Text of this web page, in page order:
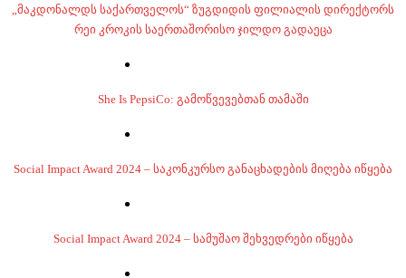
„მაკდონალდს საქართველოს“ ზუგდიდის ფილიალის დირექტორს
რეი კროკის საერთაშორისო ჯილდო გადაეცა
She Is PepsiCo: გამოწვევებთან თამაში
Social Impact Award 2024 – საკონკურსო განაცხადების მიღება იწყება
Social Impact Award 2024 – სამუშაო შეხვედრები იწყება